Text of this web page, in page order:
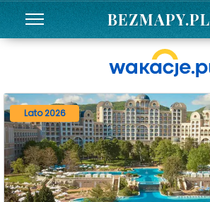
BEZMAPY.PL
Lato 2026